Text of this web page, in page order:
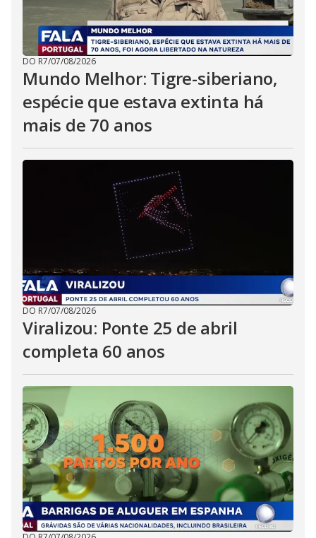
DO R7/07/08/2026
Mundo Melhor: Tigre-siberiano,
espécie que estava extinta há
mais de 70 anos
DO R7/07/08/2026
Viralizou: Ponte 25 de abril
completa 60 anos